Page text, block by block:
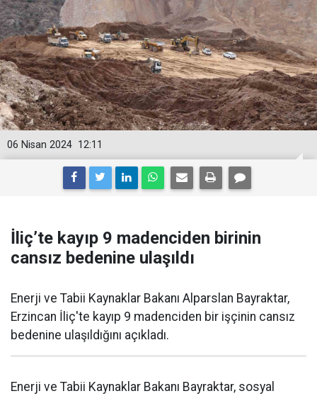
12:11
06 Nisan 2024
İliç’te kayıp 9 madenciden birinin
cansız bedenine ulaşıldı
Enerji ve Tabii Kaynaklar Bakanı Alparslan Bayraktar,
Erzincan İliç'te kayıp 9 madenciden bir işçinin cansız
bedenine ulaşıldığını açıkladı.
Enerji ve Tabii Kaynaklar Bakanı Bayraktar, sosyal